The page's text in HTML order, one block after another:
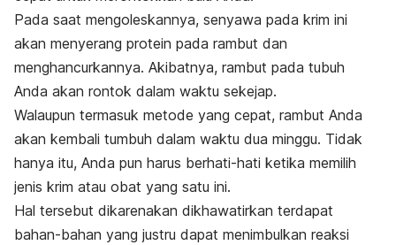
Pada saat mengoleskannya, senyawa pada krim ini
akan menyerang protein pada rambut dan
menghancurkannya. Akibatnya, rambut pada tubuh
Anda akan rontok dalam waktu sekejap.
Walaupun termasuk metode yang cepat, rambut Anda
akan kembali tumbuh dalam waktu dua minggu. Tidak
hanya itu, Anda pun harus berhati-hati ketika memilih
jenis krim atau obat yang satu ini.
Hal tersebut dikarenakan dikhawatirkan terdapat
bahan-bahan yang justru dapat menimbulkan reaksi